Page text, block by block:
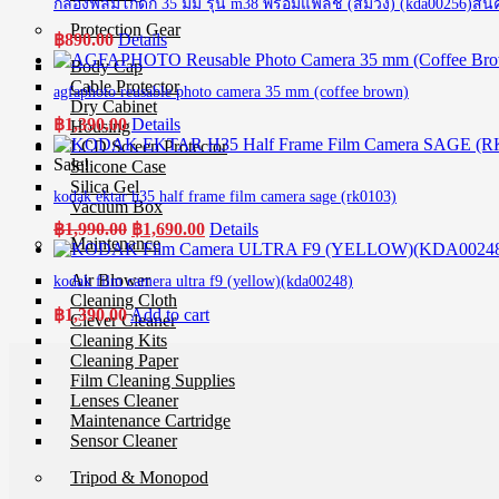
Protection Gear
Body Cap
Cable Protector
Dry Cabinet
Housing
LCD Screen Protector
Silicone Case
Silica Gel
Vacuum Box
Maintenance
Air Blower
Cleaning Cloth
Clever Cleaner
Cleaning Kits
Cleaning Paper
Film Cleaning Supplies
Lenses Cleaner
Maintenance Cartridge
Sensor Cleaner
Tripod & Monopod
กล้องฟิล์มโกดัก 35 มม รุ่น m38 พร้อมแฟลช (สีม่วง) (kda00256)สิน
฿890.00 Details
agfaphoto reusable photo camera 35 mm (coffee brown)
฿1,390.00 Details
Sale!
kodak ektar h35 half frame film camera sage (rk0103)
฿1,990.00 Original
price
฿1,990.00.
฿1,690.00Current
price
฿1,690.00.
Details
kodak film camera ultra f9 (yellow)(kda00248)
฿1,390.00Add to cart